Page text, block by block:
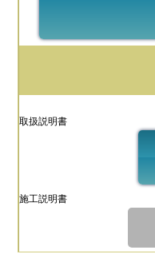
取扱説明書
施工説明書